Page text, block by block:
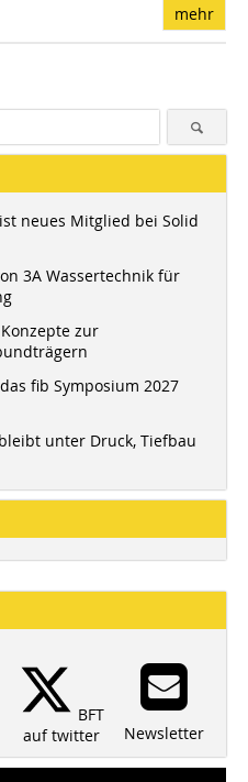
mehr
neues Mitglied bei Solid
3A Wassertechnik für
zur
fib Symposium 2027
unter Druck, Tiefbau
BFT
auf twitter
Newsletter